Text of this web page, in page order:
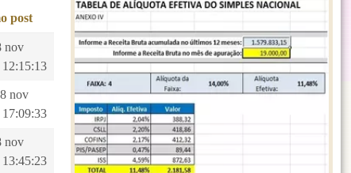
post
nov
12:15:13
nov
17:09:33
nov
13:45:23